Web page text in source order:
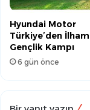
Hyundai Motor
Türkiye’den
Gençlik Kampı
6 gün önce